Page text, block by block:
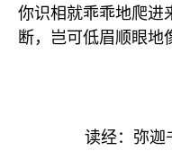
你识相就乖乖地爬进
断，岂可低眉顺眼地
读经：弥迦